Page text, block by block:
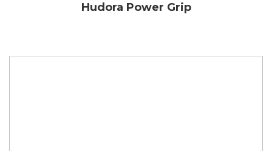
Hudora Power Grip